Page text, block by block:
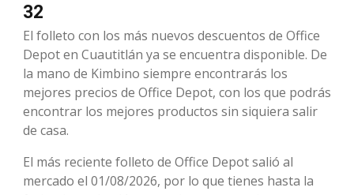
32
El folleto con los más nuevos descuentos de Office
Depot en Cuautitlán ya se encuentra disponible. De
la mano de Kimbino siempre encontrarás los
mejores precios de Office Depot, con los que podrás
encontrar los mejores productos sin siquiera salir
de casa.
El más reciente folleto de Office Depot salió al
mercado el 01/08/2026, por lo que tienes hasta la